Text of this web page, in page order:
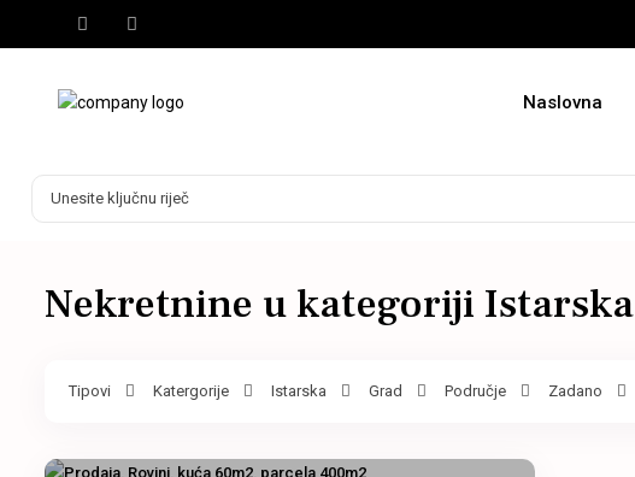
Naslovna
Nekretnine u kategoriji Istarska
Tipovi Katergorije Istarska Grad Područje Zadano